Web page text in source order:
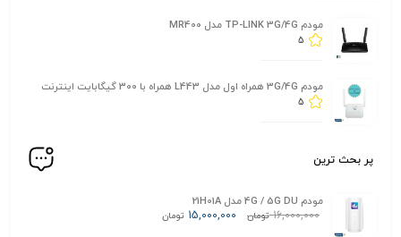
مودم TP-LINK 3G/4G مدل MR400
5
مودم 3G/4G همراه اول مدل L443 همراه با 300 گیگابایت اینترنت
5
پر بحث ترین
مودم 4G / 5G DU مدل 21H01A
16,000,000 تومان 15,000,000 تومان